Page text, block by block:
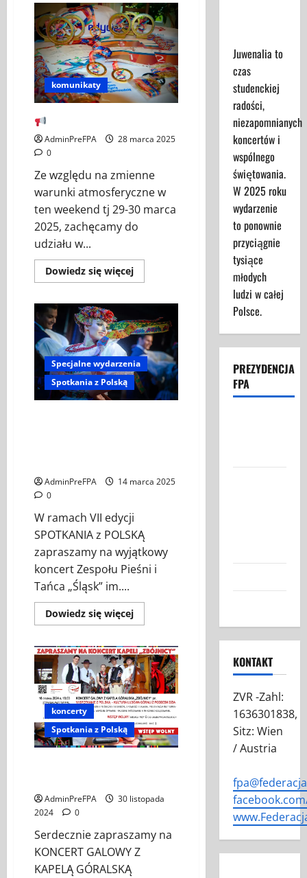
Zespół
Pieśni
i
Tańca
„Śląsk”
im.
Stanisława
Hadyny
w
Wiedniu
komunikaty
AdminPreFPA
28 marca 2025
0
Ze względu na zmienne
warunki atmosferyczne w
ten weekend tj 29-30 marca
2025, zachęcamy do
udziału w...
Dowiedz się więcejDowiedz
się
PILNY
KOMUNIKAT!
Specjalne wydarzenia
Spotkania z Polską
AdminPreFPA
14 marca 2025
0
W ramach VII edycji
SPOTKANIA z POLSKĄ
zapraszamy na wyjątkowy
koncert Zespołu Pieśni i
Tańca „Śląsk” im....
Dowiedz się więcejDowiedz
się
Koncert
Zespołu
Pieśni
i
Tańca
„Śląsk”
im.
Stanisława
Hadyny
z
okazji
UE
koncerty
Spotkania z Polską
AdminPreFPA
30 listopada
2024
0
Serdecznie zapraszamy na
KONCERT GALOWY Z
KAPELĄ GÓRALSKĄ
Juwenalia to
czas
studenckiej
radości,
niezapomnianych
koncertów i
wspólnego
świętowania.
W 2025 roku
wydarzenie
to ponownie
przyciągnie
tysiące
młodych
ludzi w całej
Polsce.
PREZYDENCJA
FPA
KONTAKT
ZVR -Zahl:
1636301838,
Sitz: Wien
/ Austria